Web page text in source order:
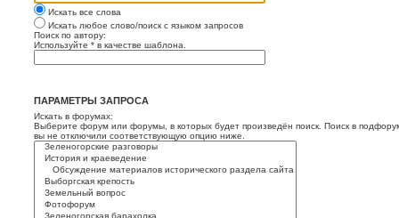
Искать все слова
Искать любое слово/поиск с языком запросов
Поиск по автору:
Используйте * в качестве шаблона.
ПАРАМЕТРЫ ЗАПРОСА
Искать в форумах:
Выберите форум или форумы, в которых будет произведён поиск. Поиск в
вы не отключили соответствующую опцию ниже.